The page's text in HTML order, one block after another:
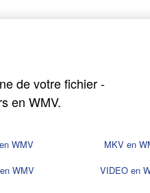
de votre fichier -
en WMV.
WMV
MKV en
WMV
VIDEO en